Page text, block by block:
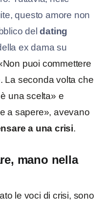
questo amore non
deldating
ex dama su
puoi commettere
La seconda volta che
una scelta» e
a sapere», avevano
a una crisi.
mano nella
le voci di crisi, sono